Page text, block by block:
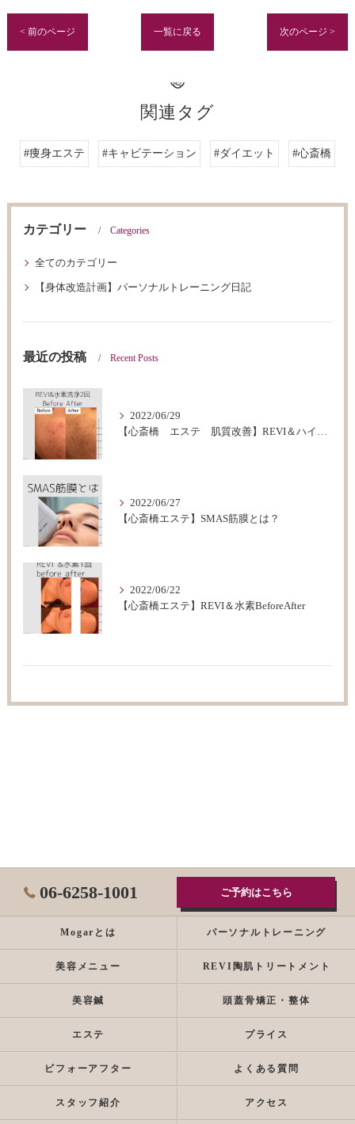
< 前のページ 一覧に戻る 次のページ >
関連タグ
#痩身エステ #キャビテーション #ダイエット #心斎橋
カテゴリー Categories
全てのカテゴリー
【身体改造計画】パーソナルトレーニング日記
最近の投稿 Recent Posts
2022/06/29
2022/06/27
【心斎橋エステ】SMAS筋膜とは？
2022/06/22
【心斎橋エステ】REVI＆水素BeforeAfter
06-6258-1001 ご予約はこちら
Mogarとは パーソナルトレーニング
美容メニュー REVI陶肌トリートメント
美容鍼 頭蓋骨矯正・整体
エステ プライス
ビフォーアフター よくある質問
スタッフ紹介 アクセス